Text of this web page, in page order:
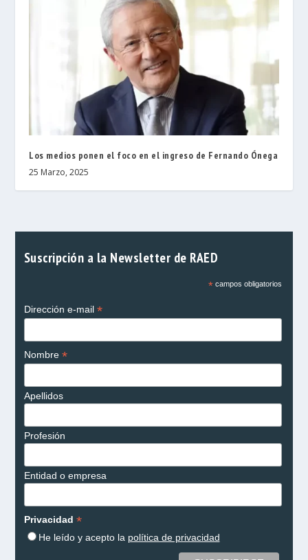
Los medios ponen el foco en el ingreso de Fernando Ónega
25 Marzo, 2025
Suscripción a la Newsletter de RAED
*campos obligatorios
Dirección e-mail *
Nombre *
Apellidos
Profesión
Entidad o empresa
Privacidad *
He leído y acepto la política de privacidad